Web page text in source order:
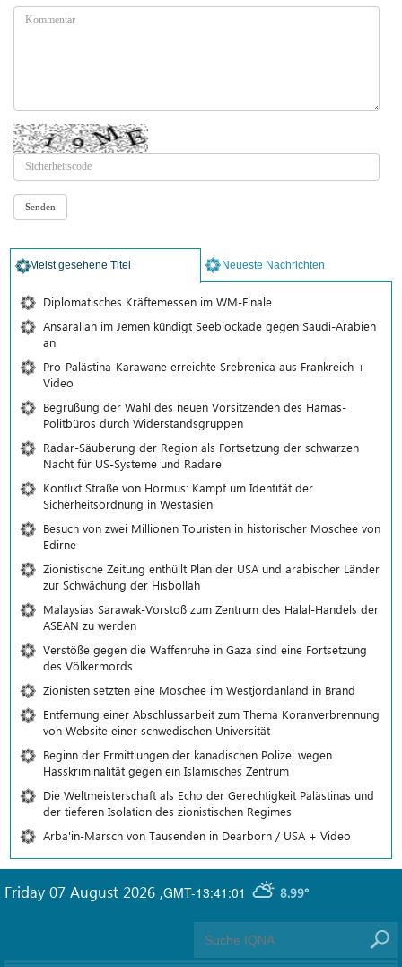
Meist gesehene Titel Neueste Nachrichten
Diplomatisches Kräftemessen im WM-Finale
Ansarallah im Jemen kündigt Seeblockade gegen Saudi-Arabien
an
Pro-Palästina-Karawane erreichte Srebrenica aus Frankreich +
Video
Begrüßung der Wahl des neuen Vorsitzenden des Hamas-
Politbüros durch Widerstandsgruppen
Radar-Säuberung der Region als Fortsetzung der schwarzen
Nacht für US-Systeme und Radare
Konflikt Straße von Hormus: Kampf um Identität der
Sicherheitsordnung in Westasien
Besuch von zwei Millionen Touristen in historischer Moschee von
Edirne
Zionistische Zeitung enthüllt Plan der USA und arabischer Länder
zur Schwächung der Hisbollah
Malaysias Sarawak-Vorstoß zum Zentrum des Halal-Handels der
ASEAN zu werden
Verstöße gegen die Waffenruhe in Gaza sind eine Fortsetzung
des Völkermords
Zionisten setzten eine Moschee im Westjordanland in Brand
Entfernung einer Abschlussarbeit zum Thema Koranverbrennung
von Website einer schwedischen Universität
Beginn der Ermittlungen der kanadischen Polizei wegen
Hasskriminalität gegen ein Islamisches Zentrum
Die Weltmeisterschaft als Echo der Gerechtigkeit Palästinas und
der tieferen Isolation des zionistischen Regimes
Arba'in-Marsch von Tausenden in Dearborn / USA + Video
GMT-13:41:01 8.99°
Friday 07 August 2026 ,